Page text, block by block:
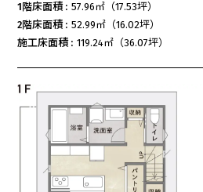
1階床面積 : 57.96㎡（17.53坪）
2階床面積 : 52.99㎡（16.02坪）
施工床面積 : 119.24㎡（36.07坪）